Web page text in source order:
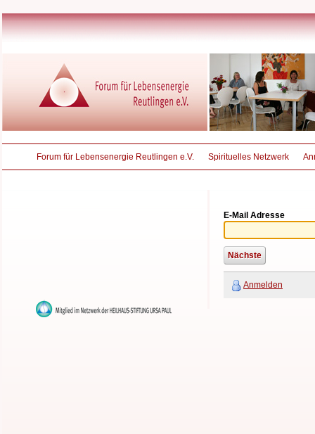
Forum für Lebensenergie Reutlingen e.V. Spirituelles Netzwerk
E-Mail Adresse
Anmelden